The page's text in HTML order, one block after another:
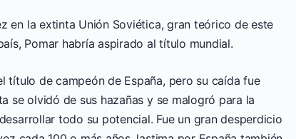
en la extinta Unión Soviética, gran teórico de este
Pomar habría aspirado al título mundial.
título de campeón de España, pero su caída fue
se olvidó de sus hazañas y se malogró para la
todo su potencial. Fue un gran desperdicio